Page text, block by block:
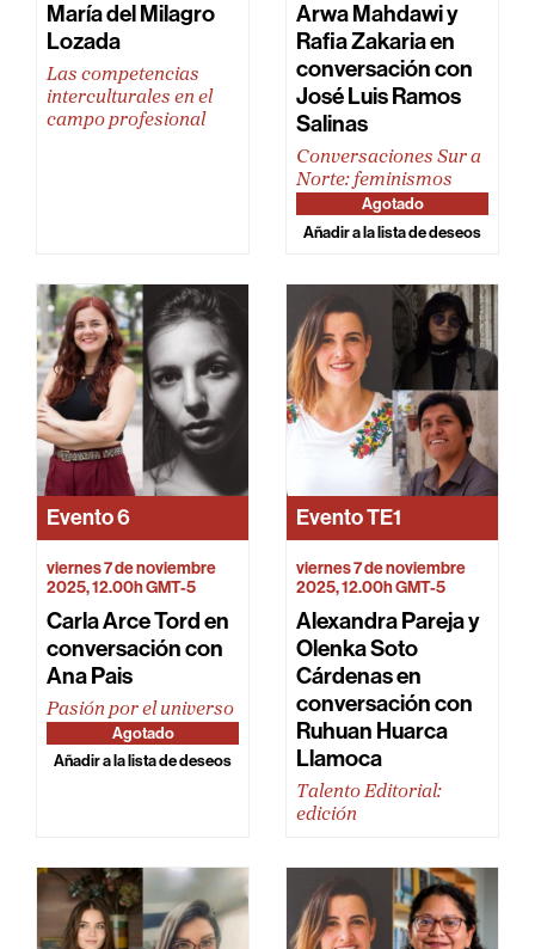
María del Milagro
Lozada
Las competencias
interculturales en el
campo profesional
Arwa Mahdawi y
Rafia Zakaria en
conversación con
José Luis Ramos
Salinas
Conversaciones Sur a
Norte: feminismos
Agotado
Añadir a la lista de deseos
Evento6
viernes 7 de noviembre
2025, 12.00h GMT-5
Carla Arce Tord en
conversación con
Ana Pais
Pasión por el universo
Agotado
Añadir a la lista de deseos
EventoTE1
viernes 7 de noviembre
2025, 12.00h GMT-5
Alexandra Pareja y
Olenka Soto
Cárdenas en
conversación con
Ruhuan Huarca
Llamoca
Talento Editorial:
edición